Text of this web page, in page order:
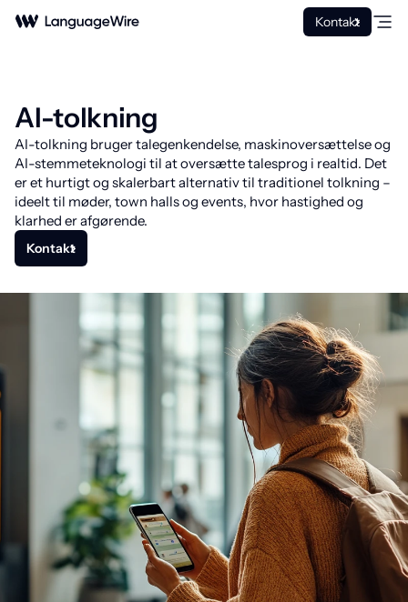
Kontakt
AI-tolkning
AI-tolkning bruger talegenkendelse, maskinoversættelse og
AI-stemmeteknologi til at oversætte talesprog i realtid. Det
er et hurtigt og skalerbart alternativ til traditionel tolkning –
ideelt til møder, town halls og events, hvor hastighed og
klarhed er afgørende.
Kontakt